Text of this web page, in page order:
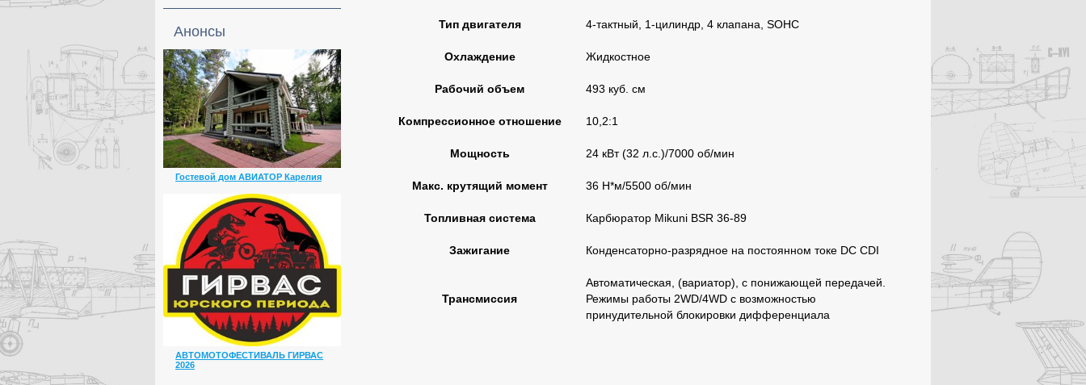
Анонсы
Гостевой дом АВИАТОР Карелия
АВТОМОТОФЕСТИВАЛЬ ГИРВАС
2026
Тип двигателя 4-тактный, 1-цилиндр, 4 клапана, SOHC
Охлаждение Жидкостное
Рабочий объем 493 куб. см
Компрессионное отношение 10,2:1
Мощность 24 кВт (32 л.с.)/7000 об/мин
Макс. крутящий момент 36 H*м/5500 об/мин
Топливная система Карбюратор Mikuni BSR 36-89
Зажигание Конденсаторно-разрядное на постоянном токе DC CDI
Трансмиссия
Автоматическая, (вариатор), с понижающей передачей.
Режимы работы 2WD/4WD c возможностью
принудительной блокировки дифференциала